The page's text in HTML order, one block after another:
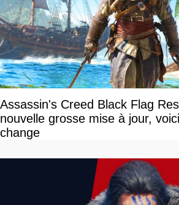
Assassin's Creed Black Flag
nouvelle grosse mise à jour,
change